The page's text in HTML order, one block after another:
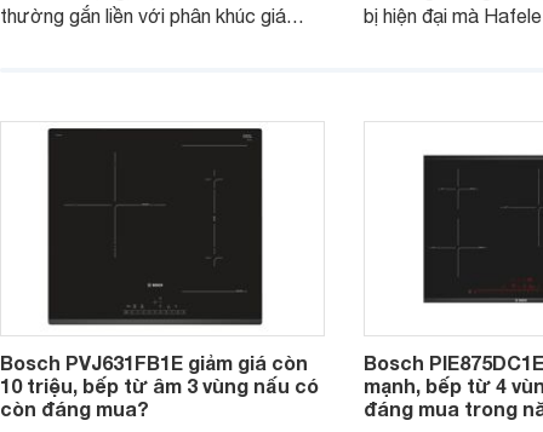
thường gắn liền với phân khúc giá
đơn vị phân phối với mức giá khá dễ
tiếp cận, thu hút sự quan tâm của
bị hiện đại mà
gia đình.
Bosch PVJ631FB1E giảm giá còn
10 triệu, bếp từ âm 3 vùng nấu có
còn đáng mua?
Bosch
mạnh, bếp từ 4
đáng mua trong